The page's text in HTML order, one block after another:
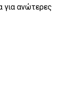
για ανώτερες